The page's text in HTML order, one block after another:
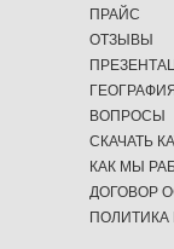
ПРАЙС
ОТЗЫВЫ
ВОПРОСЫ
СКАЧАТЬ
КАК МЫ
ДОГОВОР